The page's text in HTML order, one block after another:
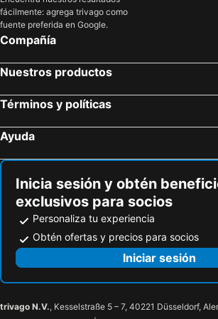
fácilmente: agrega trivago como
fuente preferida en Google.
Compañía
Nuestros productos
Términos y políticas
Ayuda
Inicia sesión y obtén
exclusivos para socios
Personaliza tu experiencia
Obtén ofertas y precios para socios
Iniciar sesión
trivago N.V., Kesselstraße 5 – 7, 40221 Düsseldorf,